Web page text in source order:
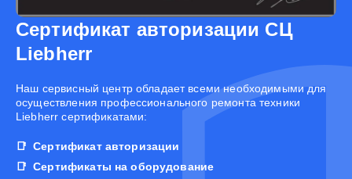
Сертификат авторизации СЦ
Liebherr
Наш сервисный центр обладает всеми необходимыми для
осуществления профессионального ремонта техники
Liebherr сертификатами:
Сертификат авторизации
Сертификаты на оборудование